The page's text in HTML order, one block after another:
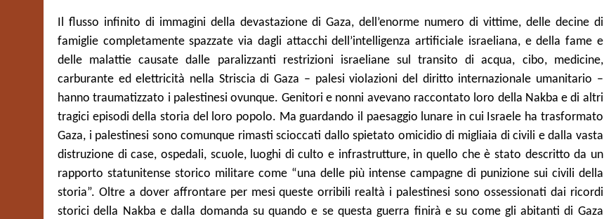
Il flusso infinito di immagini della devastazione di Gaza, dell’enorme numero di vittime, delle decine di
famiglie completamente spazzate via dagli attacchi dell’intelligenza artificiale israeliana, e della fame e
delle malattie causate dalle paralizzanti restrizioni israeliane sul transito di acqua, cibo, medicine,
carburante ed elettricità nella Striscia di Gaza – palesi violazioni del diritto internazionale umanitario –
hanno traumatizzato i palestinesi ovunque. Genitori e nonni avevano raccontato loro della Nakba e di altri
tragici episodi della storia del loro popolo. Ma guardando il paesaggio lunare in cui Israele ha trasformato
Gaza, i palestinesi sono comunque rimasti scioccati dallo spietato omicidio di migliaia di civili e dalla vasta
distruzione di case, ospedali, scuole, luoghi di culto e infrastrutture, in quello che è stato descritto da un
rapporto statunitense storico militare come “una delle più intense campagne di punizione sui civili della
storia”. Oltre a dover affrontare per mesi queste orribili realtà i palestinesi sono ossessionati dai ricordi
storici della Nakba e dalla domanda su quando e se questa guerra finirà e su come gli abitanti di Gaza